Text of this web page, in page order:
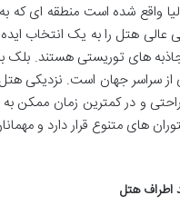
واقع شده است منطقه ای
هتل را به یک انتخاب ایده
های توریستی هستند. بلک
سراسر جهان است. نزدیکی هتل
و در کمترین زمان ممکن
های متنوع قرار دارد و
اطراف هتل